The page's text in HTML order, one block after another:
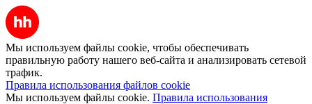
Мы используем файлы cookie, чтобы обеспечивать
правильную работу нашего веб-сайта и анализировать сетевой
трафик.
Правила использования файлов cookie
Мы используем файлы cookie. Правила использования